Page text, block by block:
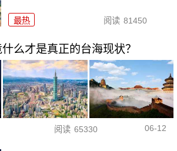
最热 阅读 81450
么才是真正的台海现状？
阅读 65330 06-12